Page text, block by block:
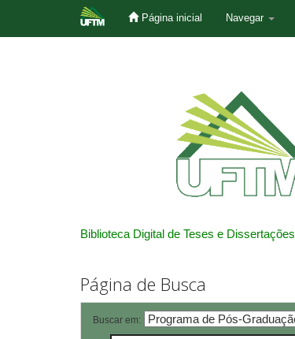
Página inicial Navegar
Biblioteca Digital de Teses e Dissertações
Página de Busca
Buscar em: